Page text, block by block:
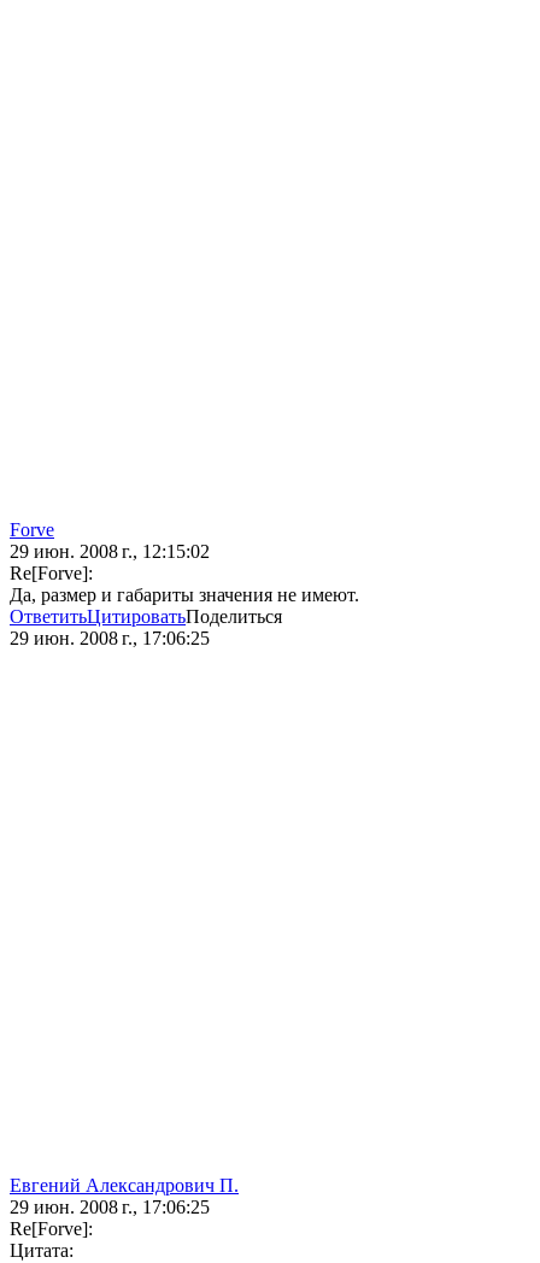
Forve
29 июн. 2008 г., 12:15:02
Re[Forve]:
Да, размер и габариты значения не имеют.
ОтветитьЦитироватьПоделиться
29 июн. 2008 г., 17:06:25
Евгений Александрович П.
29 июн. 2008 г., 17:06:25
Re[Forve]:
Цитата: